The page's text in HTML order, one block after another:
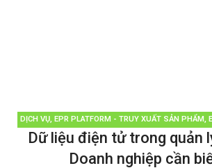
DỊCH VỤ, EPR PLATFORM - TRUY XUẤT SẢN PHẨM,
LOẠI RÁC,QUẢN LÝ RÁC THẢI,TÁI CHẾ TÁI SỬ
TIN TỨC
Dữ liệu điện tử trong quản
Doanh nghiệp cần